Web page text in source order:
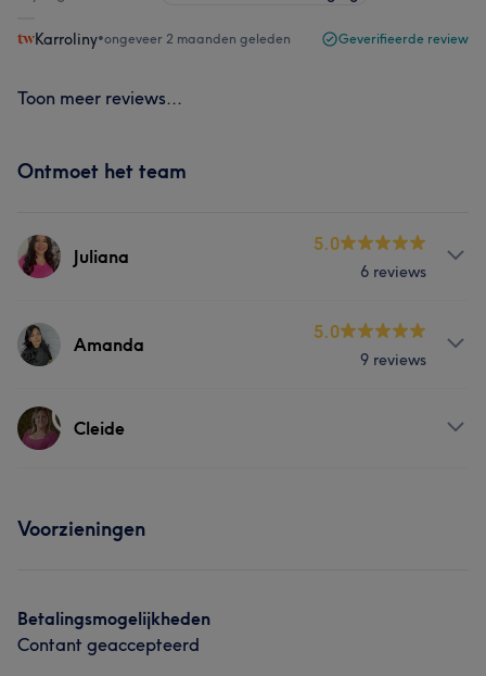
Karroliny•ongeveer 2 maanden geleden Geverifieerde review
Toon meer reviews...
Ontmoet het team
Juliana
5.0
6 reviews
Behandelingen
Amanda
5.0
9 reviews
Behandelingen
Cleide
Voorzieningen
Betalingsmogelijkheden
Contant geaccepteerd